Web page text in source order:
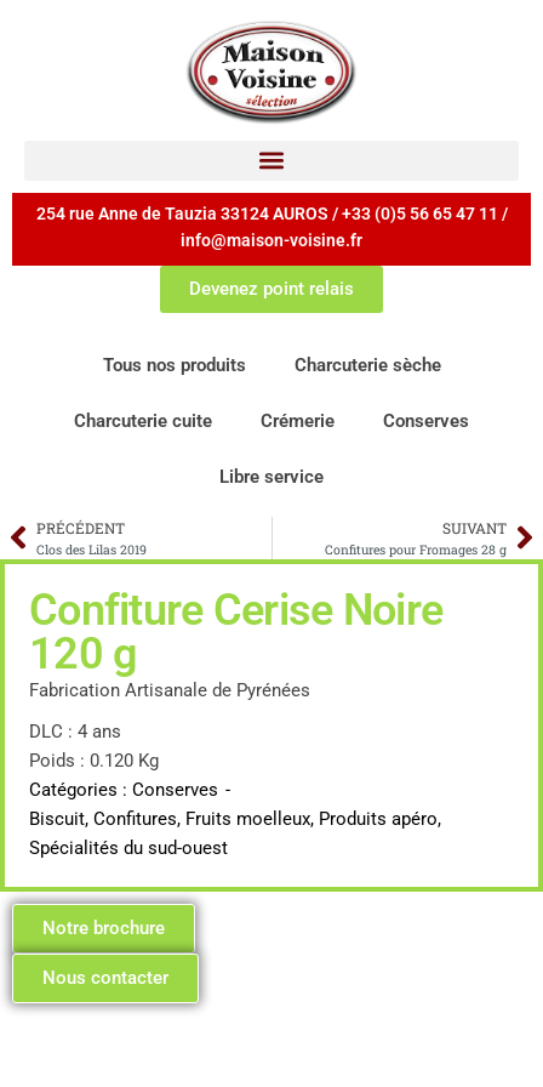
254 rue Anne de Tauzia 33124 AUROS / +33 (0)5 56 65 47 11 /
info@maison-voisine.fr
Devenez point relais
Tous nos produits Charcuterie sèche
Charcuterie cuite Crémerie Conserves
Libre service
PRÉCÉDENT
Clos des Lilas 2019
SUIVANT
Confitures pour Fromages 28 g
Confiture Cerise Noire
120 g
Fabrication Artisanale de Pyrénées
DLC : 4 ans
Poids : 0.120 Kg
Catégories : Conserves -
Biscuit, Confitures, Fruits moelleux, Produits apéro,
Spécialités du sud-ouest
Notre brochure
Nous contacter